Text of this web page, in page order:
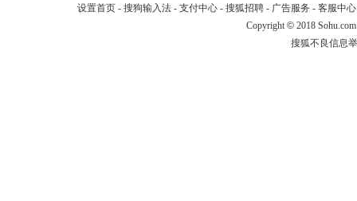
设置首页- 搜狗输入法- 支付中心- 搜狐招聘- 广告服务 - 客服中心
Copyright © 2018
搜狐不良信息